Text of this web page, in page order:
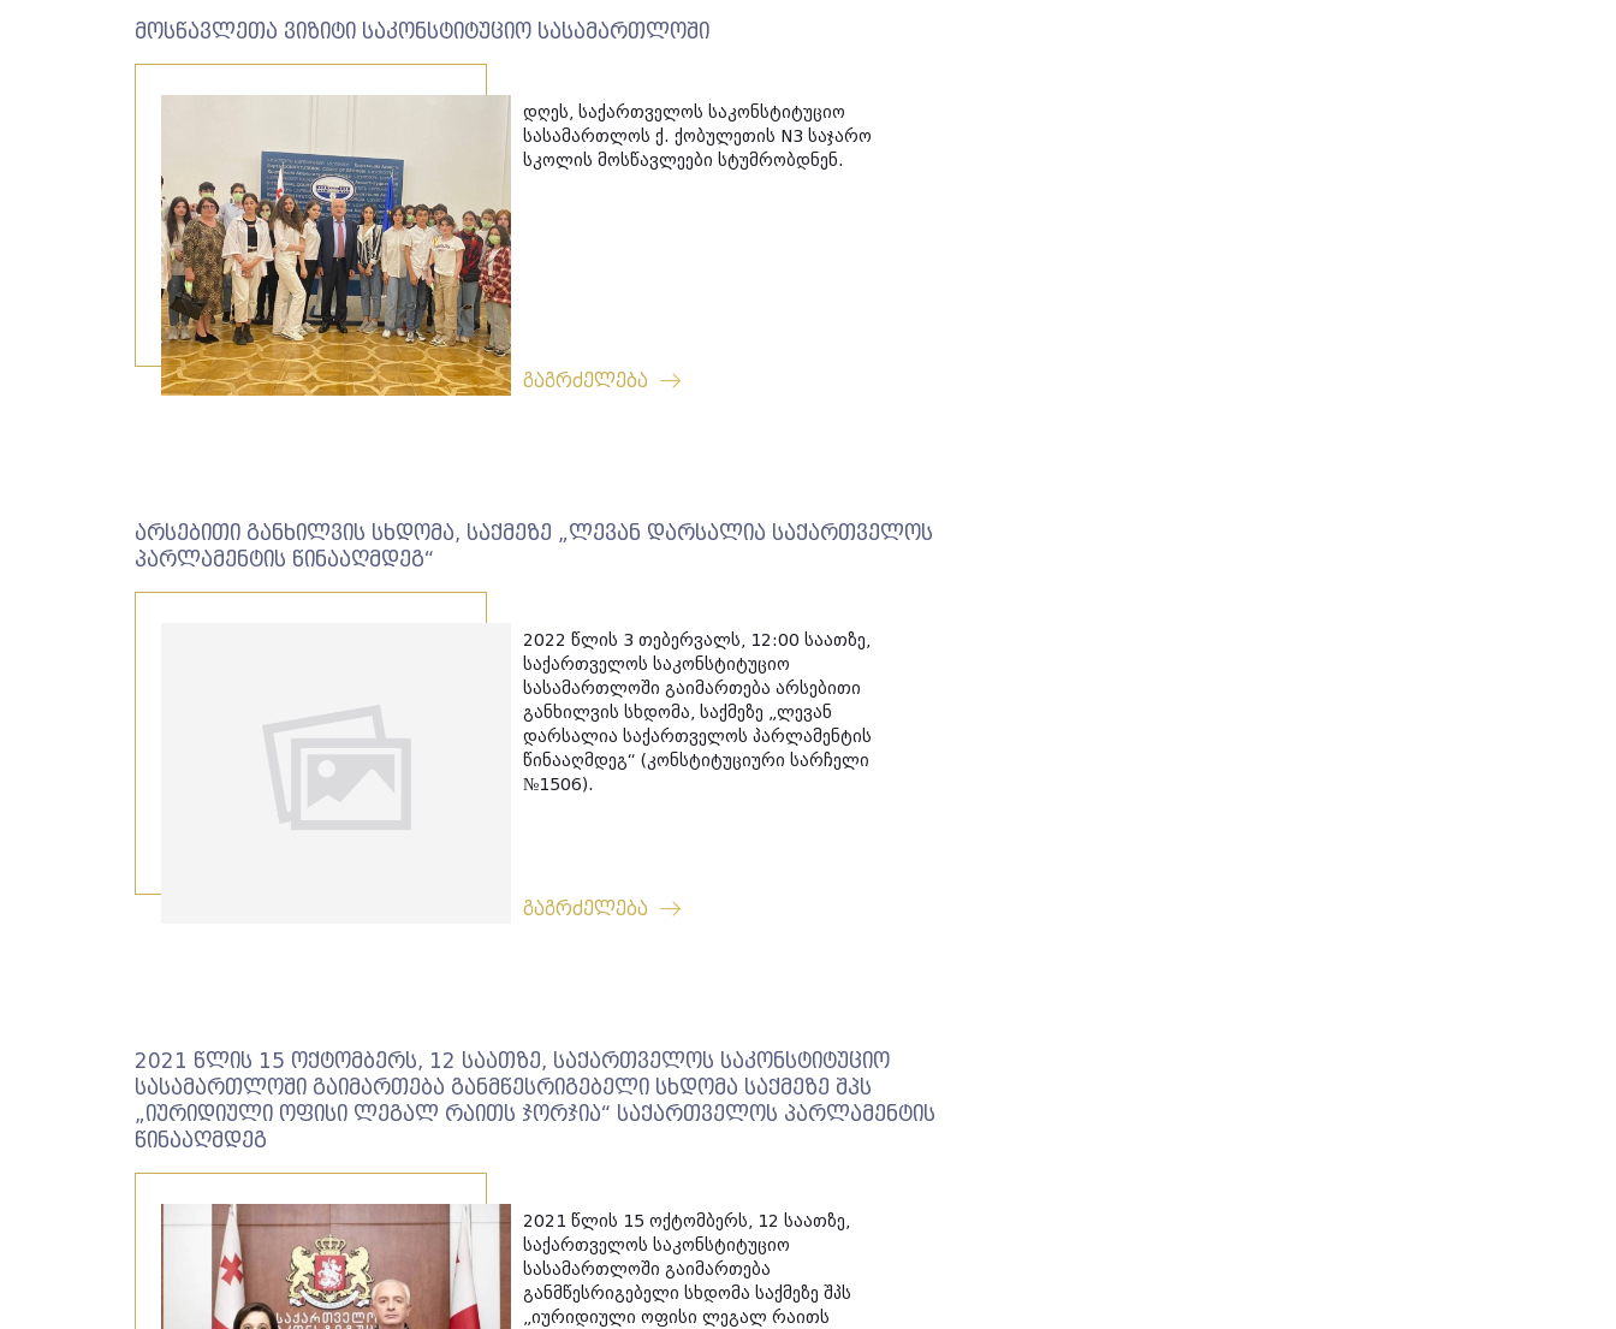
მოსწავლეთა ვიზიტი საკონსტიტუციო სასამართლოში
დღეს, საქართველოს საკონსტიტუციო
სასამართლოს ქ. ქობულეთის N3 საჯარო
სკოლის მოსწავლეები სტუმრობდნენ.
გაგრძელება
არსებითი განხილვის სხდომა, საქმეზე „ლევან დარსალია საქართველოს
პარლამენტის წინააღმდეგ“
2022 წლის 3 თებერვალს, 12:00 საათზე,
საქართველოს საკონსტიტუციო
სასამართლოში გაიმართება არსებითი
განხილვის სხდომა, საქმეზე „ლევან
დარსალია საქართველოს პარლამენტის
წინააღმდეგ“ (კონსტიტუციური სარჩელი
№1506).
გაგრძელება
2021 წლის 15 ოქტომბერს, 12 საათზე, საქართველოს საკონსტიტუციო
სასამართლოში გაიმართება განმწესრიგებელი სხდომა საქმეზე შპს
„იურიდიული ოფისი ლეგალ რაითს ჯორჯია“ საქართველოს პარლამენტის
წინააღმდეგ
2021 წლის 15 ოქტომბერს, 12 საათზე,
საქართველოს საკონსტიტუციო
სასამართლოში გაიმართება
განმწესრიგებელი სხდომა საქმეზე შპს
„იურიდიული ოფისი ლეგალ რაითს